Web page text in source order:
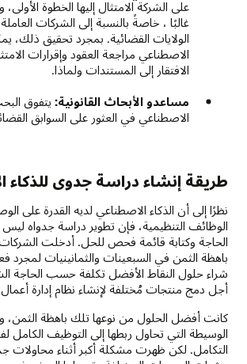
على الشركة الامتثال إليها الخطوة
غالبًا ، خاصةً بالنسبة إلى الشركات
الولايات القضائية. بمجرد تحقيق ذلك،
الاصطناعي مراجعة العقود وإقرارات
الافتقار إلى المستندات ولماذا.
مساعدو الأبحاث القانونية: يتفوق
الاصطناعي في العثور على السوابق
طريقة إنشاء دراسة جدوى للذكاء
نظرًا إلى أن الذكاء الاصطناعي لديه القدرة على
الوظائف التنظيمية، فإن تطوير دراسة جدواه
الحاجة وكتابة قائمة فحص للحل. أدخلت
باهظة الثمن في السبعينات والثمانينيات لمجرد
شراء حلول النقاط الأفضل تكلفة حسب الحاجة
أجل دمج منتجات مُختلفة لإنشاء نظام إدارة
كانت أفضل الحلول من نوعها تلك باهظة الثمن،
الوسيطة التي تحاول ربطها إلى التوظيف الكامل
التكامل. لكن ظهرت مشكلة أكبر أثناء محاولات